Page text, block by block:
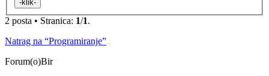
2 posta • Stranica: 1/1.
Natrag na “Programiranje”
Forum(o)Bir